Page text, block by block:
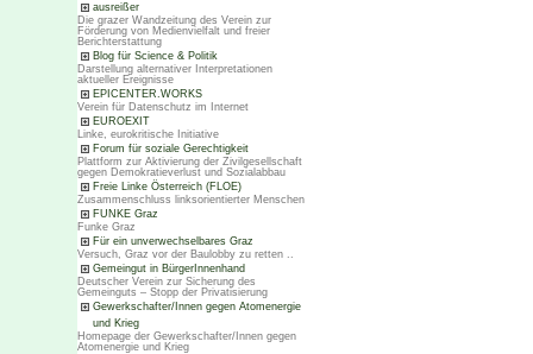
ausreißer
Die grazer Wandzeitung des Verein zur
Förderung von Medienvielfalt und freier
Berichterstattung
Blog für Science & Politik
Darstellung alternativer Interpretationen
aktueller Ereignisse
EPICENTER.WORKS
Verein für Datenschutz im Internet
EUROEXIT
Linke, eurokritische Initiative
Forum für soziale Gerechtigkeit
Plattform zur Aktivierung der Zivilgesellschaft
gegen Demokratieverlust und Sozialabbau
Freie Linke Österreich (FLOE)
Zusammenschluss linksorientierter Menschen
FUNKE Graz
Funke Graz
Für ein unverwechselbares Graz
Versuch, Graz vor der Baulobby zu retten ..
Gemeingut in BürgerInnenhand
Deutscher Verein zur Sicherung des
Gemeinguts – Stopp der Privatisierung
Gewerkschafter/Innen gegen Atomenergie
und Krieg
Homepage der Gewerkschafter/Innen gegen
Atomenergie und Krieg